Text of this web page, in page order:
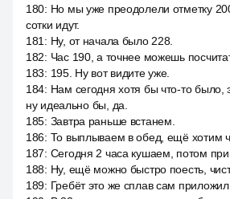
180: Но мы уже преодолели отметку
сотки идут.
181 : Ну, от начала было 228.
182: Час 190, а точнее можешь
183: 195. Ну вот видите уже.
184: Нам сегодня хотя бы что-то было,
ну идеально бы, да.
185: Завтра раньше встанем.
186: То выплываем в обед, ещё хотим
187: Сегодня 2 часа кушаем, потом
188: Ну, ещё можно быстро поесть,
189: Гребёт это же сплав сам приложил.